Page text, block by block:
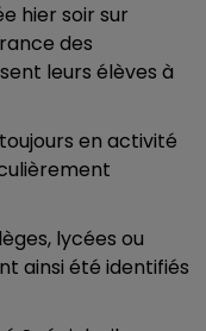
hier soir sur
des
leurs élèves à
en activité
lycées ou
ainsi été identifiés